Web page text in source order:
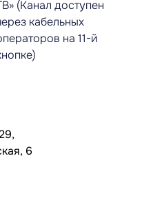
(Канал доступен
кабельных
на 11-й
6